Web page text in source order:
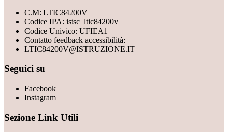
C.M: LTIC84200V
Codice IPA: istsc_ltic84200v
Codice Univico: UFIEA1
Contatto feedback accessibilità:
LTIC84200V@ISTRUZIONE.IT
Seguici su
Facebook
Instagram
Sezione Link Utili